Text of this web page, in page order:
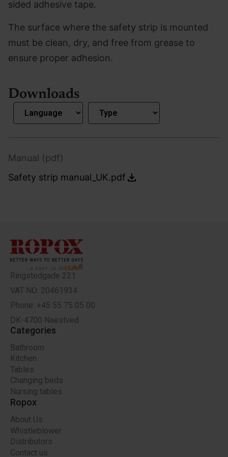
sided adhesive tape.
The surface where the safety strip is mounted
must be clean, dry, and free from grease to
ensure proper adhesion.
Downloads
Manual (pdf)
Safety strip manual_UK.pdf
Ringstedgade 221
VAT NO: 20461934
Phone: +45 55 75 05 00
DK-4700 Naestved
Categories
Bathroom
Kitchen
Tables
Changing beds
Nursing tables
Ropox
About Us
Whistleblower
Distributors
Contact us